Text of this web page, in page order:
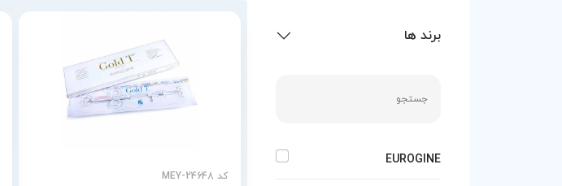
برند ها
EUROGINE
کد MEY-24648